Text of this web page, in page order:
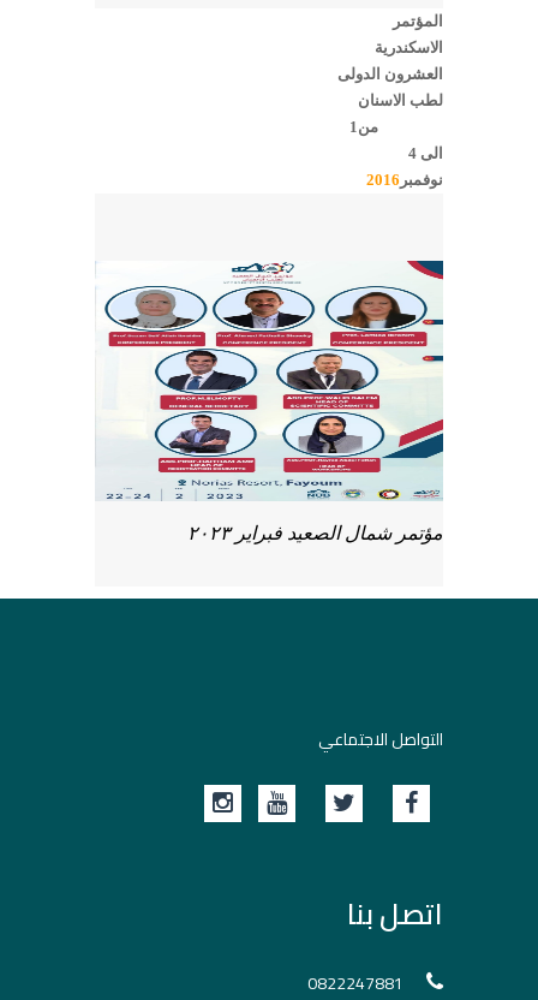
المؤتمر
الاسكندرية
العشرون الدولى
لطب الاسنان
من1
الى 4
نوفمبر 2016
مؤتمر شمال الصعيد فبراير ٢٠٢٣
التواصل الاجتماعي
اتصل بنا